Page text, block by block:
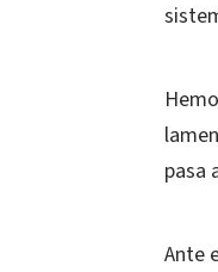
pasa
Ante